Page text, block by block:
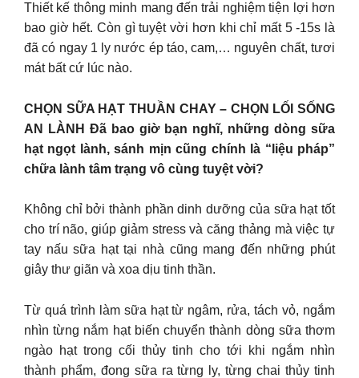
Thiết kế thông minh mang đến trải nghiệm tiện lợi hơn
bao giờ hết. Còn gì tuyệt vời hơn khi chỉ mất 5 -15s là
đã có ngay 1 ly nước ép táo, cam,… nguyên chất, tươi
mát bất cứ lúc nào.
CHỌN SỮA HẠT THUẦN CHAY – CHỌN LỐI SỐNG
AN LÀNH Đã bao giờ bạn nghĩ, những dòng sữa
hạt ngọt lành, sánh mịn cũng chính là “liệu pháp”
chữa lành tâm trạng vô cùng tuyệt vời?
Không chỉ bởi thành phần dinh dưỡng của sữa hạt tốt
cho trí não, giúp giảm stress và căng thảng mà việc tự
tay nấu sữa hạt tại nhà cũng mang đến những phút
giây thư giãn và xoa dịu tinh thần.
Từ quá trình làm sữa hạt từ ngâm, rửa, tách vỏ, ngắm
nhìn từng nắm hạt biến chuyển thành dòng sữa thơm
ngào hạt trong cối thủy tinh cho tới khi ngắm nhìn
thành phẩm, đong sữa ra từng ly, từng chai thủy tinh